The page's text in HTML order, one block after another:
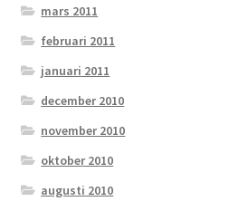
mars 2011
februari 2011
januari 2011
december 2010
november 2010
oktober 2010
augusti 2010